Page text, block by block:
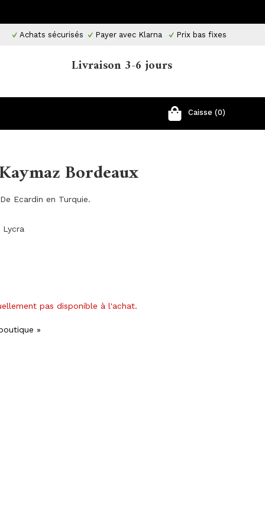
Achats sécurisés Payer avec Klarna Prix ​​bas fixes
Livraison 3-6 jours
Caisse (0)
Bordeaux
Ecardin en Turquie.
pas disponible à l'achat.
»